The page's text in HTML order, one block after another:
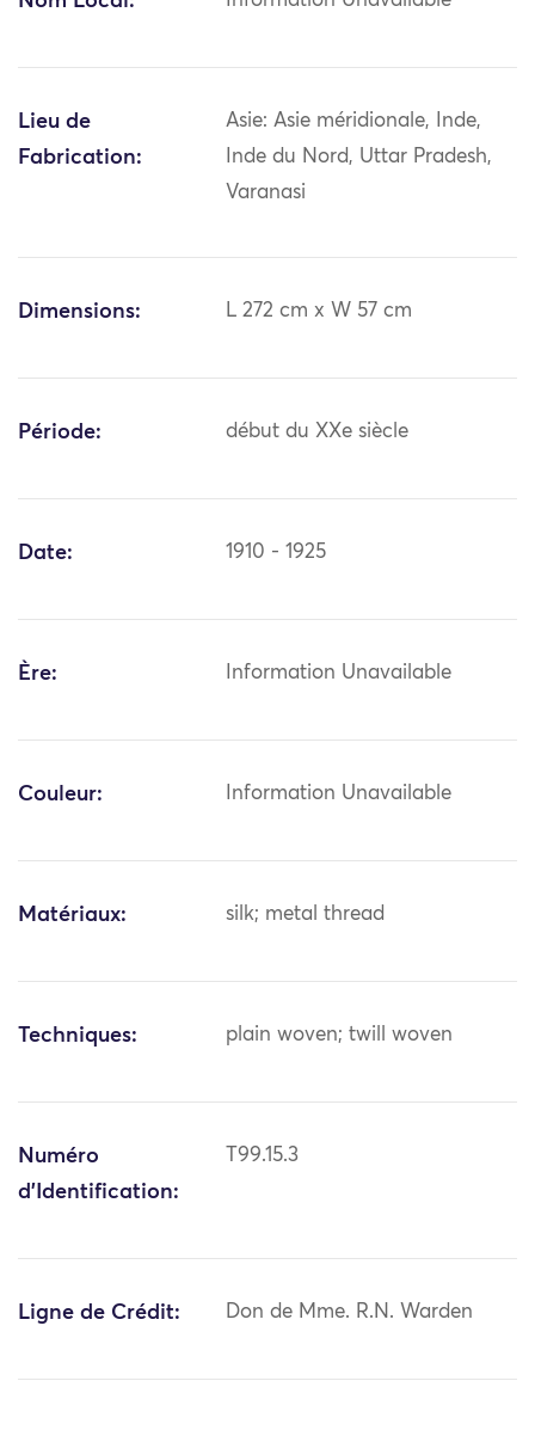
Lieu de
Fabrication:
Asie: Asie méridionale, Inde,
Inde du Nord, Uttar Pradesh,
Varanasi
Dimensions: L 272 cm x W 57 cm
Période: début du XXe siècle
Date: 1910 - 1925
Ère: Information Unavailable
Couleur: Information Unavailable
Matériaux: silk; metal thread
Techniques: plain woven; twill woven
Numéro
d'Identification:
T99.15.3
Ligne de Crédit: Don de Mme. R.N. Warden